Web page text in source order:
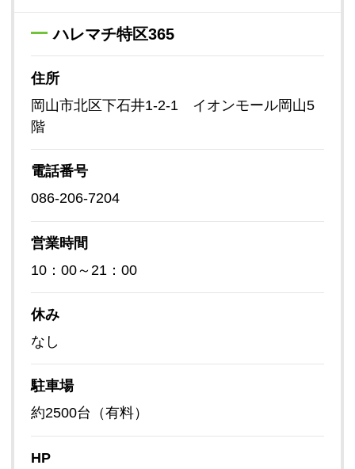
ハレマチ特区365
住所
岡山市北区下石井1-2-1 イオンモール岡山5
階
電話番号
086-206-7204
営業時間
10：00～21：00
休み
なし
駐車場
約2500台（有料）
HP